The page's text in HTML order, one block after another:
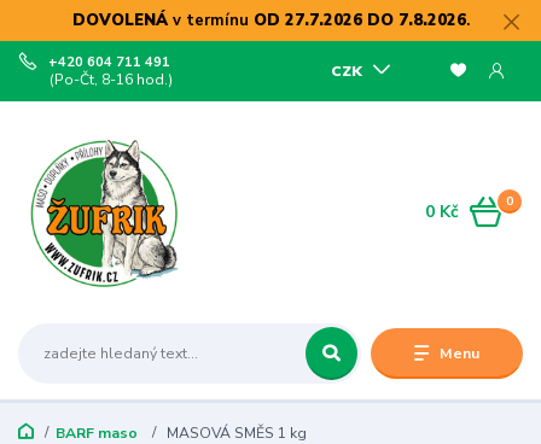
DOVOLENÁv termínu OD 27.7.2026 DO 7.8.2026.
Menu
CZK
+420 604 711 491
(Po-Čt, 8-16 hod.)
0
0 Kč
BARF maso MASOVÁ SMĚS 1 kg